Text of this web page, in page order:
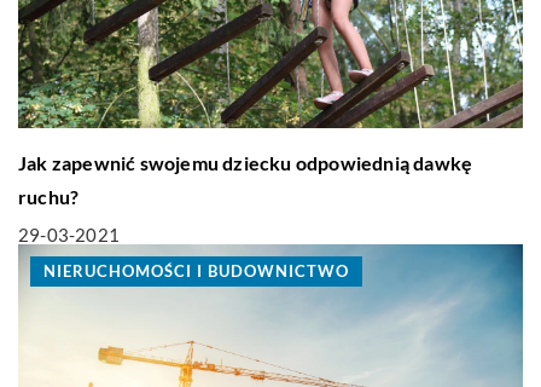
Jak zapewnić swojemu dziecku odpowiednią dawkę
ruchu?
29-03-2021
NIERUCHOMOŚCI I BUDOWNICTWO